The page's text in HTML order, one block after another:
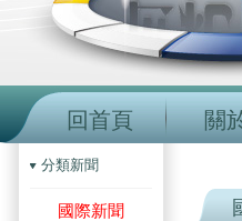
回首頁 關
分類新聞
國際新聞